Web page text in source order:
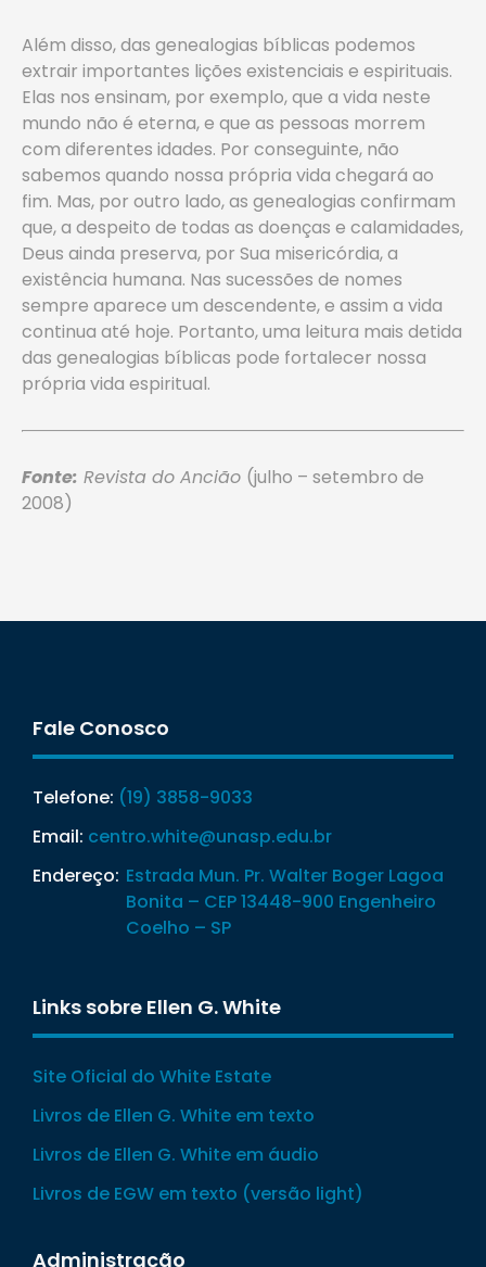
Além disso, das genealogias bíblicas podemos
extrair importantes lições existenciais e espirituais.
Elas nos ensinam, por exemplo, que a vida neste
mundo não é eterna, e que as pessoas morrem
com diferentes idades. Por conseguinte, não
sabemos quando nossa própria vida chegará ao
fim. Mas, por outro lado, as genealogias confirmam
que, a despeito de todas as doenças e calamidades,
Deus ainda preserva, por Sua misericórdia, a
existência humana. Nas sucessões de nomes
sempre aparece um descendente, e assim a vida
continua até hoje. Portanto, uma leitura mais detida
das genealogias bíblicas pode fortalecer nossa
própria vida espiritual.
Fonte: Revista do Ancião (julho – setembro de
2008)
Fale Conosco
Telefone: (19) 3858-9033
Email: centro.white@unasp.edu.br
Endereço: Estrada Mun. Pr. Walter Boger Lagoa
Bonita – CEP 13448-900 Engenheiro
Coelho – SP
Links sobre Ellen G. White
Site Oficial do White Estate
Livros de Ellen G. White em texto
Livros de Ellen G. White em áudio
Livros de EGW em texto (versão light)
Administração